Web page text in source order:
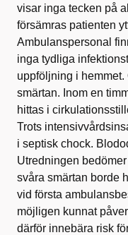
visar inga tecken på
försämras patienten
Ambulanspersonal
inga tydliga
uppföljning i
smärtan. Inom en
hittas i
Trots
i septisk chock.
Utredningen
svåra smärtan borde
vid första
möjligen kunnat
därför innebära risk